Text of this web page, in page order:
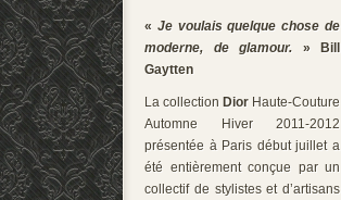
« Je voulais quelque chose de
moderne, de glamour. » Bill
Gaytten
La collection Dior Haute-Couture
Automne Hiver 2011-2012
présentée à Paris début juillet a
été entièrement conçue par un
collectif de stylistes et d’artisans